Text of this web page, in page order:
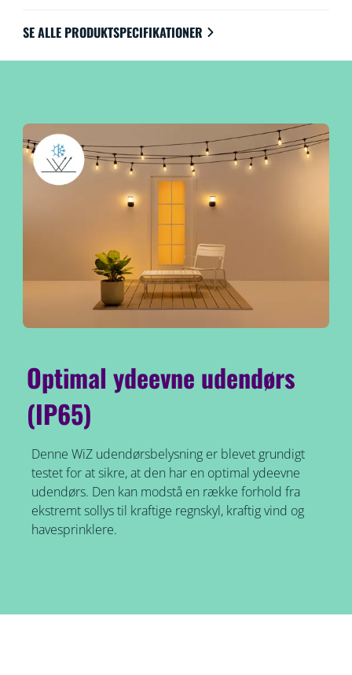
SE ALLE PRODUKTSPECIFIKATIONER
Optimal ydeevne udendørs
(IP65)
Denne WiZ udendørsbelysning er blevet grundigt
testet for at sikre, at den har en optimal ydeevne
udendørs. Den kan modstå en række forhold fra
ekstremt sollys til kraftige regnskyl, kraftig vind og
havesprinklere.